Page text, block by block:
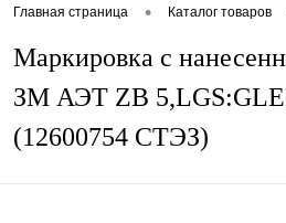
Главная страница • Каталог товаров
Маркировка с
ЗМ АЭТ ZB
(12600754 СТЭЗ)